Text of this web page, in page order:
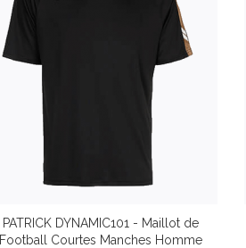
PATRICK DYNAMIC101 - Maillot de
Football Courtes Manches Homme